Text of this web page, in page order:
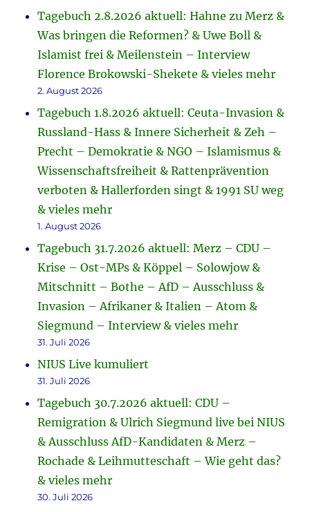
Tagebuch 2.8.2026 aktuell: Hahne zu Merz &
Was bringen die Reformen? & Uwe Boll &
Islamist frei & Meilenstein – Interview
Florence Brokowski-Shekete & vieles mehr
2. August 2026
Tagebuch 1.8.2026 aktuell: Ceuta-Invasion &
Russland-Hass & Innere Sicherheit & Zeh –
Precht – Demokratie & NGO – Islamismus &
Wissenschaftsfreiheit & Rattenprävention
verboten & Hallerforden singt & 1991 SU weg
& vieles mehr
1. August 2026
Tagebuch 31.7.2026 aktuell: Merz – CDU –
Krise – Ost-MPs & Köppel – Solowjow &
Mitschnitt – Bothe – AfD – Ausschluss &
Invasion – Afrikaner & Italien – Atom &
Siegmund – Interview & vieles mehr
31. Juli 2026
NIUS Live kumuliert
31. Juli 2026
Tagebuch 30.7.2026 aktuell: CDU –
Remigration & Ulrich Siegmund live bei NIUS
& Ausschluss AfD-Kandidaten & Merz –
Rochade & Leihmutteschaft – Wie geht das?
& vieles mehr
30. Juli 2026